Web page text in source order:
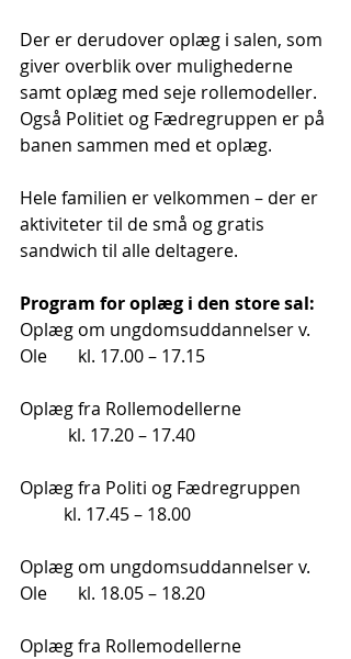
Der er derudover oplæg i salen, som
giver overblik over mulighederne
samt oplæg med seje rollemodeller.
Også Politiet og Fædregruppen er på
banen sammen med et oplæg.
Hele familien er velkommen – der er
aktiviteter til de små og gratis
sandwich til alle deltagere.
Program for oplæg i den store sal:
Oplæg om ungdomsuddannelser v.
Ole       kl. 17.00 – 17.15
Oplæg fra Rollemodellerne
           kl. 17.20 – 17.40
Oplæg fra Politi og Fædregruppen
          kl. 17.45 – 18.00
Oplæg om ungdomsuddannelser v.
Ole       kl. 18.05 – 18.20
Oplæg fra Rollemodellerne